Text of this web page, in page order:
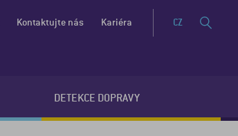
DETEKCE DOPRAVY
Kontaktujte nás Kariéra CZ